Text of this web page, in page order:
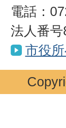
電話：
法人番
市役